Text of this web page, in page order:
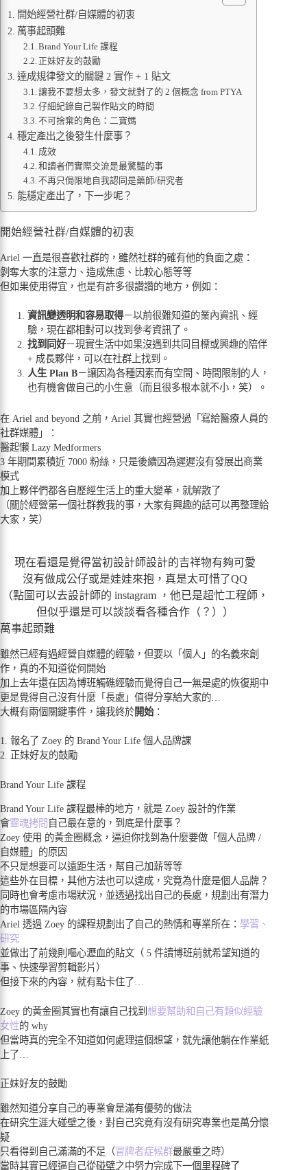
開始經營社群/自媒體的初衷
萬事起頭難
Brand Your Life 課程
正妹好友的鼓勵
達成規律發文的關鍵 2 實作 + 1 貼文
讓我不要想太多，發文就對了的 2 個概念 from PTYA
仔細紀錄自己製作貼文的時間
不可捨棄的角色：二寶媽
穩定產出之後發生什麼事？
成效
和讀者們實際交流是最驚豔的事
不再只侷限地自我認同是藥師/研究者
能穩定產出了，下一步呢？
開始經營社群/自媒體的初衷
Ariel 一直是很喜歡社群的，雖然社群的確有他的負面之處：
剝奪大家的注意力、造成焦慮、比較心態等等
但如果使用得宜，也是有許多很讚讚的地方，例如：
資訊變透明和容易取得－以前很難知道的業內資訊、經
驗，現在都相對可以找到參考資訊了。
找到同好－現實生活中如果沒遇到共同目標或興趣的陪伴
+ 成長夥伴，可以在社群上找到。
人生 Plan B－讓因為各種因素而有空間、時間限制的人，
也有機會做自己的小生意（而且很多根本就不小，笑）。
在 Ariel and beyond 之前，Ariel 其實也經營過「寫給醫療人員的
社群媒體」：
醫起懶 Lazy Medformers
3 年期間累積近 7000 粉絲，只是後續因為遲遲沒有發展出商業
模式
加上夥伴們都各自歷經生活上的重大變革，就解散了
（關於經營第一個社群教我的事，大家有興趣的話可以再整理給
大家，笑）
現在看還是覺得當初設計師設計的吉祥物有夠可愛
沒有做成公仔或是娃娃來抱，真是太可惜了QQ
（點圖可以去設計師的 instagram ，他已是超忙工程師，
但似乎還是可以談談看各種合作（？））
萬事起頭難
雖然已經有過經營自媒體的經驗，但要以「個人」的名義來創
作，真的不知道從何開始
加上去年還在因為博班觸礁經驗而覺得自己一無是處的恢復期中
更是覺得自己沒有什麼「長處」值得分享給大家的…
大概有兩個關鍵事件，讓我終於開始：
1. 報名了 Zoey 的 Brand Your Life 個人品牌課
2. 正妹好友的鼓勵
Brand Your Life 課程
Brand Your Life 課程最棒的地方，就是 Zoey 設計的作業
會靈魂拷問 自己最在意的，到底是什麼事？
Zoey 使用 的黃金圈概念，逼迫你找到為什麼要做「個人品牌 /
自媒體」的原因
不只是想要可以遠距生活，幫自己加薪等等
這些外在目標，其他方法也可以達成，究竟為什麼是個人品牌？
同時也會考慮市場狀況，並透過找出自己的長處，規劃出有潛力
的市場區隔內容
Ariel 透過 Zoey 的課程規劃出了自己的熱情和專業所在： 學習、
研究
並做出了前幾則嘔心瀝血的貼文（ 5 件讀博班前就希望知道的
事、快速學習剪輯影片）
但接下來的內容，就有點卡住了…
Zoey 的黃金圈其實也有讓自己找到 想要幫助和自己有類似經驗
女性的 why
但當時真的完全不知道如何處理這個想望，就先讓他躺在作業紙
上了…
正妹好友的鼓勵
雖然知道分享自己的專業會是滿有優勢的做法
在研究生涯大碰壁之後，對自己究竟有沒有研究專業也是萬分懷
疑
只看得到自己滿滿的不足（冒牌者症候群最嚴重之時）
當時其實已經逼自己從碰壁之中努力完成下一個里程碑了